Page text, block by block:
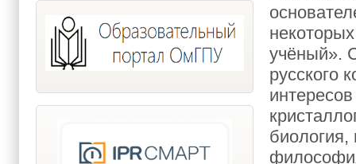
учёный».
русского
биология,